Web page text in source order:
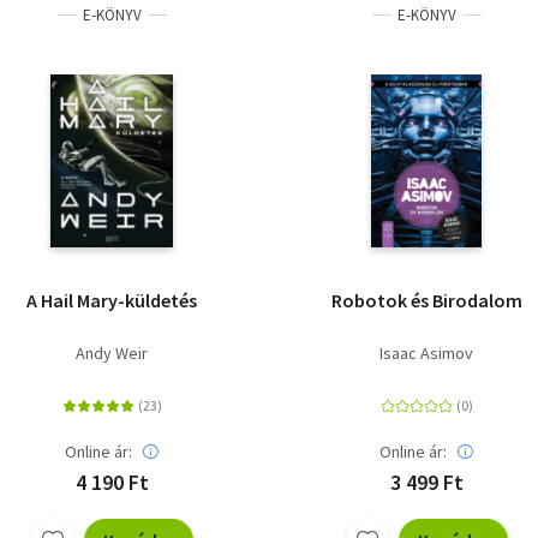
E-KÖNYV
A Hail Mary-küldetés
Andy Weir
Online ár:
4 190 Ft
E-KÖNYV
Robotok és Birodalom
Isaac Asimov
Online ár:
3 499 Ft